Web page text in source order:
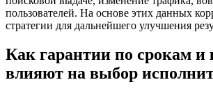
пользователей. На основе этих данных
стратегии для дальнейшего улучшения
Как гарантии по срокам и
влияют на выбор